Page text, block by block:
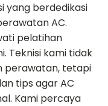
yang berdedikasi
AC.
pelatihan
Teknisi kami tidak
perawatan, tetapi
tips agar AC
Kami percaya